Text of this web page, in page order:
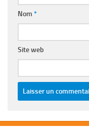
Nom *
Site web